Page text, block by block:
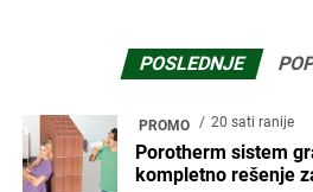
POSLEDNJE
PROMO 20 sati ranije
Porotherm sistem
kompletno rešenje